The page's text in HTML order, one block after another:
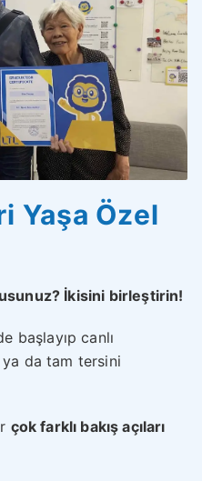
Yaşa Özel
İkisini birleştirin!
başlayıp canlı
ya da tam tersini
çok farklı bakış açıları